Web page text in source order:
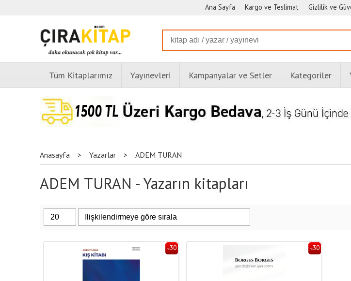
Ana Sayfa Kargo ve Teslimat Gizlilik ve
Tüm Kitaplarımız Yayınevleri Kampanyalar ve Setler Kategoriler
Anasayfa > Yazarlar > ADEM TURAN
ADEM TURAN - Yazarın kitapları
%30 %30